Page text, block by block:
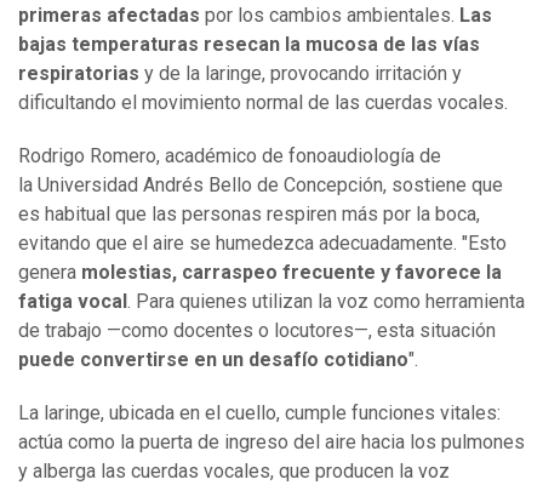
primeras afectadas por los cambios ambientales. Las
bajas temperaturas resecan la mucosa de las vías
respiratorias y de la laringe, provocando irritación y
dificultando el movimiento normal de las cuerdas vocales.
Rodrigo Romero, académico de fonoaudiología de
la Universidad Andrés Bello de Concepción, sostiene que
es habitual que las personas respiren más por la boca,
evitando que el aire se humedezca adecuadamente. "Esto
genera molestias, carraspeo frecuente y favorece la
fatiga vocal . Para quienes utilizan la voz como herramienta
de trabajo —como docentes o locutores—, esta situación
puede convertirse en un desafío cotidiano".
La laringe, ubicada en el cuello, cumple funciones vitales:
actúa como la puerta de ingreso del aire hacia los pulmones
y alberga las cuerdas vocales, que producen la voz